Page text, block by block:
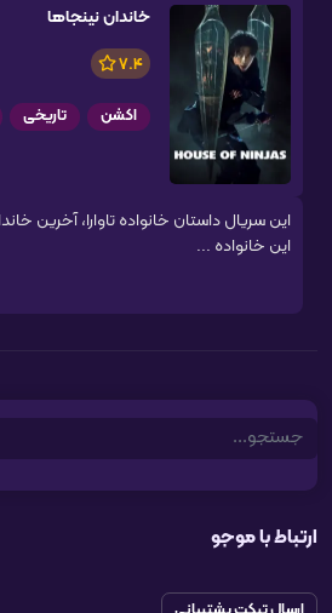
خاندان نینجاها
7.4
اکشن تاریخی
این سریال داستان خانواده تاوارا، آخرین
این خانواده ...
Search
ارتباط با موجو